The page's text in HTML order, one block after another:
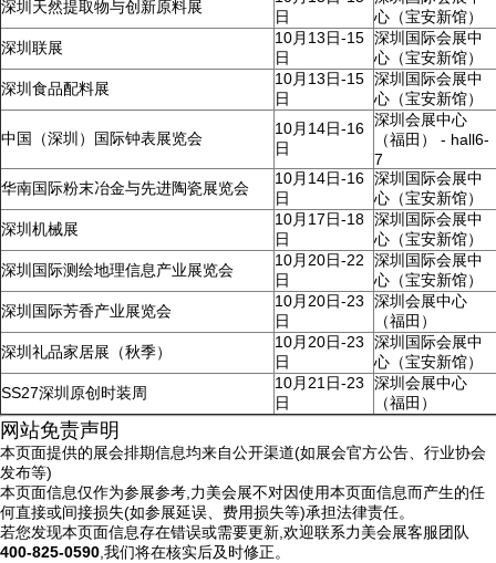
深圳天然提取物与创新原料展
日
心（宝安新馆）
深圳联展
10月13日-15
日
深圳国际会展中
心（宝安新馆）
深圳食品配料展
10月13日-15
日
深圳国际会展中
心（宝安新馆）
中国（深圳）国际钟表展览会
10月14日-16
日
深圳会展中心
（福田） - hall6-
7
华南国际粉末冶金与先进陶瓷展览会
10月14日-16
日
深圳国际会展中
心（宝安新馆）
深圳机械展
10月17日-18
日
深圳国际会展中
心（宝安新馆）
深圳国际测绘地理信息产业展览会
10月20日-22
日
深圳国际会展中
心（宝安新馆）
深圳国际芳香产业展览会
10月20日-23
日
深圳会展中心
（福田）
深圳礼品家居展（秋季）
10月20日-23
日
深圳国际会展中
心（宝安新馆）
SS27深圳原创时装周
10月21日-23
日
深圳会展中心
（福田）
网站免责声明
本页面提供的展会排期信息均来自公开渠道(如展会官方公告、行业协会
发布等)
本页面信息仅作为参展参考,力美会展不对因使用本页面信息而产生的任
何直接或间接损失(如参展延误、费用损失等)承担法律责任。
若您发现本页面信息存在错误或需要更新,欢迎联系力美会展客服团队
400-825-0590,我们将在核实后及时修正。
2024年6月重要展会排期信息，展会策划展台设计搭建公司推荐
2024-03-07 11:51:42
展台设计搭建公司“力美会展”整理了广州、深圳、上海、香港、长沙、珠海展会主办方公布2024年6月开展日期供大家参考—本表信息来源于主办公开信息等。 展会数量众多，都在哪里举行？展会排期具体在什么时间段？接下来由广东展台设计搭建公司【力美会展科技】来为大家推荐：各位小伙伴一定要翻到底部看看评论哦！本篇文章仅供参考，具体开展时间请以主办方信息为主。